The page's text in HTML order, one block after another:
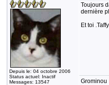
Depuis le: 04 octobre 2006
Status actuel: Inactif
Messages: 13547
Toujours
dernière
Et toi
Grominou